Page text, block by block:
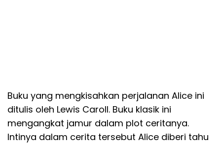
Buku yang mengkisahkan perjalanan Alice ini
ditulis oleh Lewis Caroll. Buku klasik ini
mengangkat jamur dalam plot ceritanya.
Intinya dalam cerita tersebut Alice diberi tahu